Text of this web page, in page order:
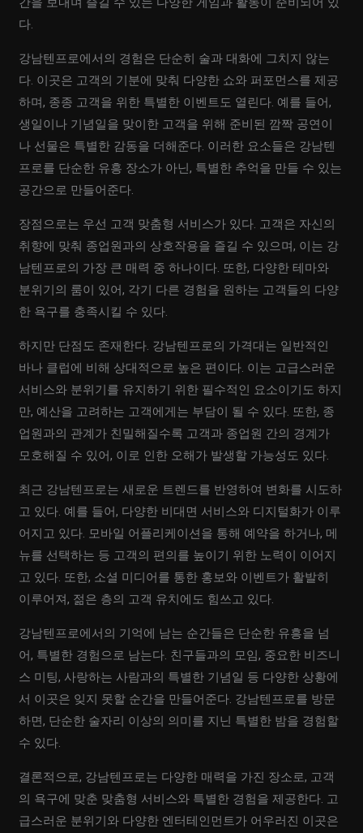
다.
강남텐프로에서의 경험은 단순히 술과 대화에 그치지 않는
다. 이곳은 고객의 기분에 맞춰 다양한 쇼와 퍼포먼스를 제공
하며, 종종 고객을 위한 특별한 이벤트도 열린다. 예를 들어,
생일이나 기념일을 맞이한 고객을 위해 준비된 깜짝 공연이
나 선물은 특별한 감동을 더해준다. 이러한 요소들은 강남텐
프로를 단순한 유흥 장소가 아닌, 특별한 추억을 만들 수 있는
공간으로 만들어준다.
장점으로는 우선 고객 맞춤형 서비스가 있다. 고객은 자신의
취향에 맞춰 종업원과의 상호작용을 즐길 수 있으며, 이는 강
남텐프로의 가장 큰 매력 중 하나이다. 또한, 다양한 테마와
분위기의 룸이 있어, 각기 다른 경험을 원하는 고객들의 다양
한 욕구를 충족시킬 수 있다.
하지만 단점도 존재한다. 강남텐프로의 가격대는 일반적인
바나 클럽에 비해 상대적으로 높은 편이다. 이는 고급스러운
서비스와 분위기를 유지하기 위한 필수적인 요소이기도 하지
만, 예산을 고려하는 고객에게는 부담이 될 수 있다. 또한, 종
업원과의 관계가 친밀해질수록 고객과 종업원 간의 경계가
모호해질 수 있어, 이로 인한 오해가 발생할 가능성도 있다.
최근 강남텐프로는 새로운 트렌드를 반영하여 변화를 시도하
고 있다. 예를 들어, 다양한 비대면 서비스와 디지털화가 이루
어지고 있다. 모바일 어플리케이션을 통해 예약을 하거나, 메
뉴를 선택하는 등 고객의 편의를 높이기 위한 노력이 이어지
고 있다. 또한, 소셜 미디어를 통한 홍보와 이벤트가 활발히
이루어져, 젊은 층의 고객 유치에도 힘쓰고 있다.
강남텐프로에서의 기억에 남는 순간들은 단순한 유흥을 넘
어, 특별한 경험으로 남는다. 친구들과의 모임, 중요한 비즈니
스 미팅, 사랑하는 사람과의 특별한 기념일 등 다양한 상황에
서 이곳은 잊지 못할 순간을 만들어준다. 강남텐프로를 방문
하면, 단순한 술자리 이상의 의미를 지닌 특별한 밤을 경험할
수 있다.
결론적으로, 강남텐프로는 다양한 매력을 가진 장소로, 고객
의 욕구에 맞춘 맞춤형 서비스와 특별한 경험을 제공한다. 고
급스러운 분위기와 다양한 엔터테인먼트가 어우러진 이곳은